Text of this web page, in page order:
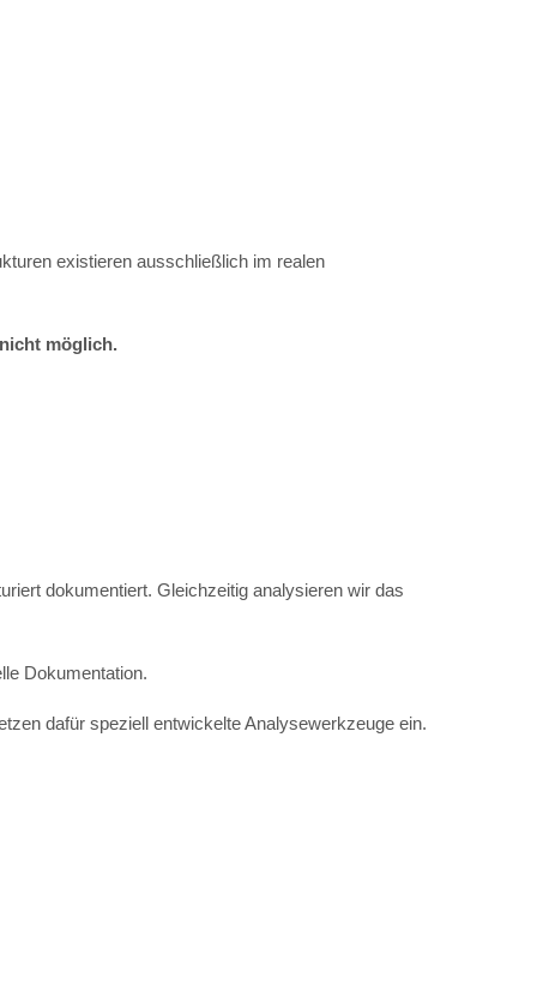
existieren ausschließlich im realen
möglich.
dokumentiert. Gleichzeitig analysieren wir das
Dokumentation.
dafür speziell entwickelte Analysewerkzeuge ein.